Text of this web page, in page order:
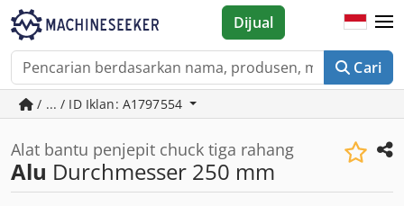
Cari
Dijual
/ ... / ID Iklan: A1797554
Alat bantu penjepit chuck tiga rahang
Alu Durchmesser 250 mm